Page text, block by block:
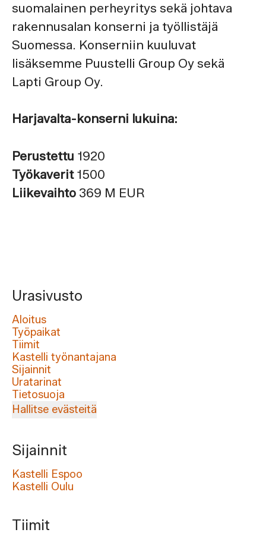
suomalainen perheyritys sekä johtava
rakennusalan konserni ja työllistäjä
Suomessa. Konserniin kuuluvat
lisäksemme Puustelli Group Oy sekä
Lapti Group Oy.
Harjavalta-konserni lukuina:
Perustettu 1920
Työkaverit 1500
Liikevaihto 369 M EUR
Urasivusto
Aloitus
Työpaikat
Tiimit
Kastelli työnantajana
Sijainnit
Uratarinat
Tietosuoja
Hallitse evästeitä
Sijainnit
Kastelli Espoo
Kastelli Oulu
Tiimit